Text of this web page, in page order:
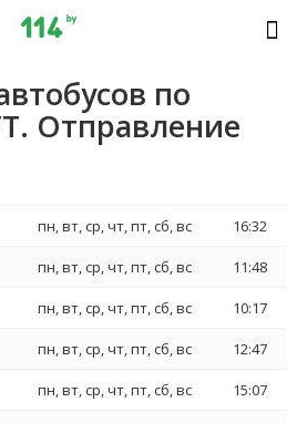
по
Отправление
пн, вт, ср, чт, пт, сб, вс 16:32
пн, вт, ср, чт, пт, сб, вс 11:48
пн, вт, ср, чт, пт, сб, вс 10:17
пн, вт, ср, чт, пт, сб, вс 12:47
пн, вт, ср, чт, пт, сб, вс 15:07